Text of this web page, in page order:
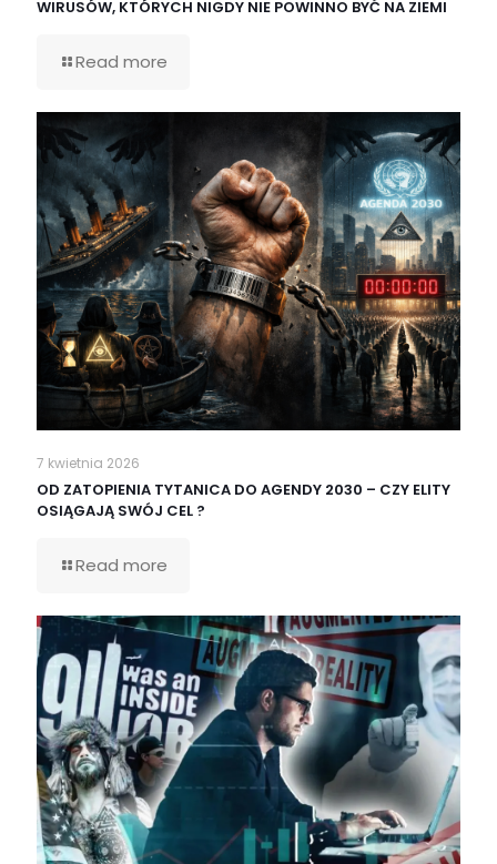
WIRUSÓW, KTÓRYCH NIGDY NIE POWINNO BYĆ NA ZIEMI
Read more
7 kwietnia 2026
OD ZATOPIENIA TYTANICA DO AGENDY 2030 – CZY ELITY
OSIĄGAJĄ SWÓJ CEL ?
Read more